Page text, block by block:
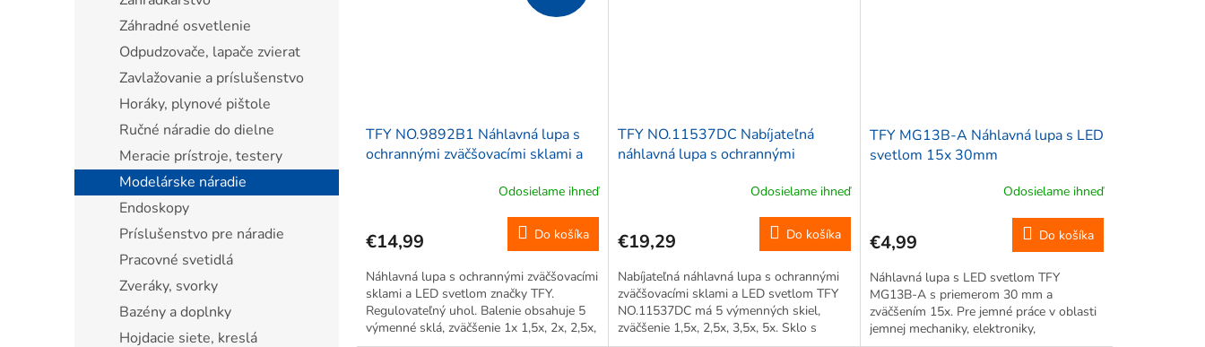
Záhradné osvetlenie
Odpudzovače, lapače zvierat
Zavlažovanie a príslušenstvo
Horáky, plynové pištole
Ručné náradie do dielne
Meracie prístroje, testery
Modelárske náradie
Endoskopy
Príslušenstvo pre náradie
Pracovné svetidlá
Zveráky, svorky
Bazény a doplnky
Hojdacie siete, kreslá
TFY NO.9892B1 Náhlavná lupa s
ochrannými zväčšovacími sklami a
Odosielame ihneď
€14,99 Do košíka
Náhlavná lupa s ochrannými zväčšovacími
sklami a LED svetlom značky TFY.
Regulovateľný uhol. Balenie obsahuje 5
výmenné sklá, zväčšenie 1x 1,5x, 2x, 2,5x,
TFY NO.11537DC Nabíjateľná
náhlavná lupa s ochrannými
Odosielame ihneď
€19,29 Do košíka
Nabíjateľná náhlavná lupa s ochrannými
zväčšovacími sklami a LED svetlom TFY
NO.11537DC má 5 výmenných skiel,
zväčšenie 1,5x, 2,5x, 3,5x, 5x. Sklo s
TFY MG13B-A Náhlavná lupa s LED
svetlom 15x 30mm
Odosielame ihneď
€4,99 Do košíka
Náhlavná lupa s LED svetlom TFY
MG13B-A s priemerom 30 mm a
zväčšením 15x. Pre jemné práce v oblasti
jemnej mechaniky, elektroniky,